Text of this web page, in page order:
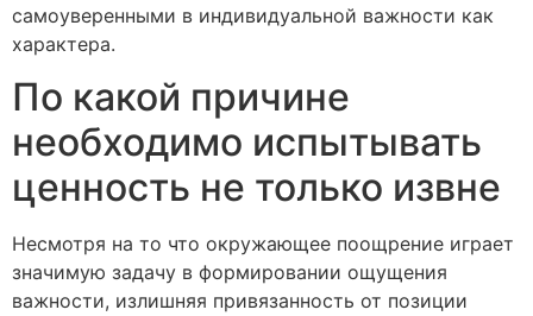
самоуверенными в индивидуальной важности как
характера.
По какой причине
необходимо испытывать
ценность не только извне
Несмотря на то что окружающее поощрение играет
значимую задачу в формировании ощущения
важности, излишняя привязанность от позиции